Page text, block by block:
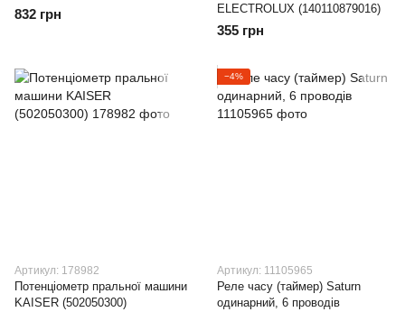
832 грн
ELECTROLUX (140110879016)
355 грн
Артикул: 178982
Потенціометр пральної машини
KAISER (502050300)
−4%
Артикул: 11105965
Реле часу (таймер) Saturn
одинарний, 6 проводів